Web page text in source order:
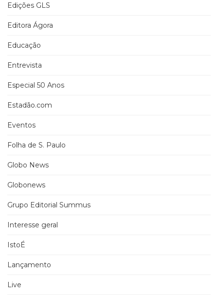
Edições GLS
Editora Ágora
Educação
Entrevista
Especial 50 Anos
Estadão.com
Eventos
Folha de S. Paulo
Globo News
Globonews
Grupo Editorial Summus
Interesse geral
IstoÉ
Lançamento
Live